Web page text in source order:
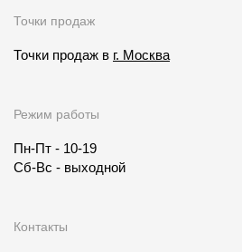
Точки продаж
Точки продаж в г. Москва
Режим работы
Пн-Пт - 10-19
Сб-Вс - выходной
Контакты